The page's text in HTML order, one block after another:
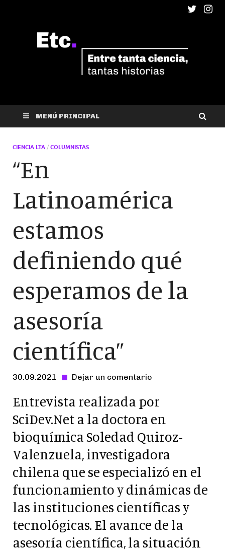
ETC
MENÚ PRINCIPAL
CIENCIA LTA / COLUMNISTAS
“En
Latinoamérica
estamos
definiendo qué
esperamos de la
asesoría
científica”
30.09.2021 Dejar un comentario
Entrevista realizada por
SciDev.Net a la doctora en
bioquímica Soledad Quiroz-
Valenzuela, investigadora
chilena que se especializó en el
funcionamiento y dinámicas de
las instituciones científicas y
tecnológicas. El avance de la
asesoría científica, la situación